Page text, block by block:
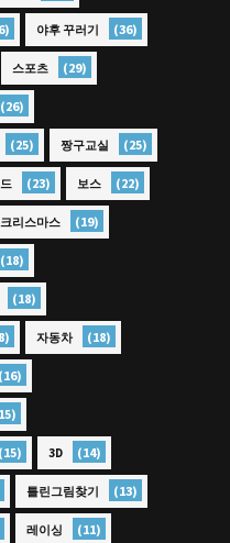
야후 꾸러기 (36)
스포츠 (29)
(26)
(25) 짱구교실 (25)
(23) 보스 (22)
크리스마스 (19)
(18)
(18)
자동차 (18)
(16)
(15) 3D (14)
틀린그림찾기 (13)
레이싱 (11)